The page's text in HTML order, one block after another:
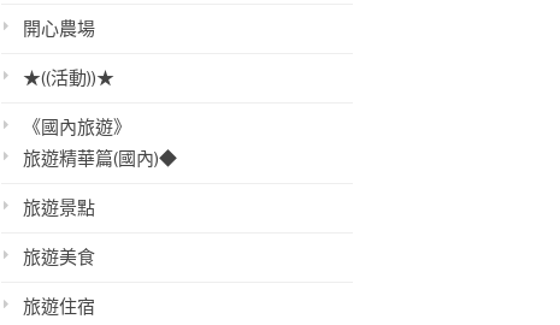
開心農場
★((活動))★
《國內旅遊》
旅遊精華篇(國內)◆
旅遊景點
旅遊美食
旅遊住宿